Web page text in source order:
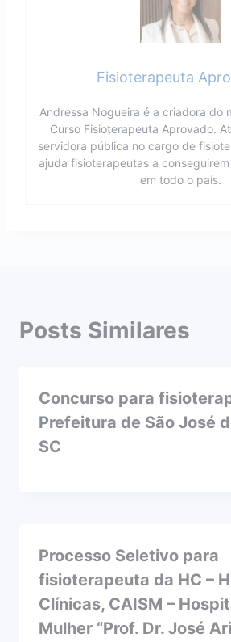
Fisioterapeuta
Andressa Nogueira é a criadora do
Curso Fisioterapeuta Aprovado.
servidora pública no cargo de
ajuda fisioterapeutas a
em todo o país.
Posts Similares
Concurso para
Prefeitura de São José
SC
Processo Seletivo para
fisioterapeuta da HC –
Clínicas, CAISM –
Mulher “Prof. Dr. José